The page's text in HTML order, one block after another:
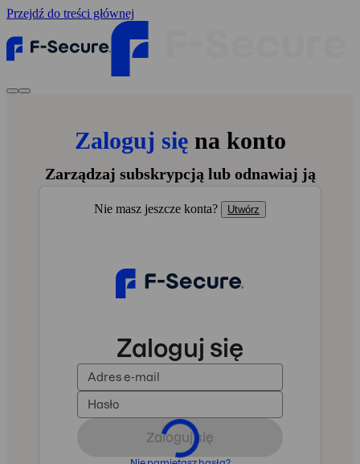
Przejdź do treści głównej
Zaloguj sięna konto
Zarządzaj subskrypcją lub odnawiaj ją
Nie masz jeszcze konta? Utwórz